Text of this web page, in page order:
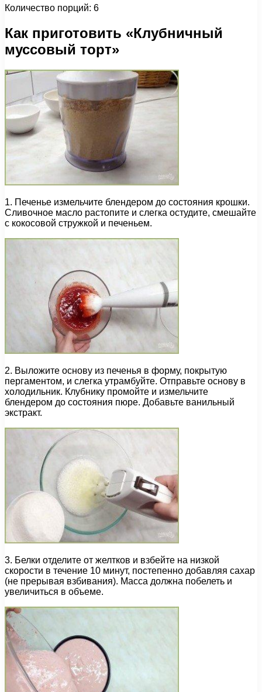
Количество порций: 6
Как приготовить «Клубничный
муссовый торт»
1. Печенье измельчите блендером до состояния крошки.
Сливочное масло растопите и слегка остудите, смешайте
с кокосовой стружкой и печеньем.
2. Выложите основу из печенья в форму, покрытую
пергаментом, и слегка утрамбуйте. Отправьте основу в
холодильник. Клубнику промойте и измельчите
блендером до состояния пюре. Добавьте ванильный
экстракт.
3. Белки отделите от желтков и взбейте на низкой
скорости в течение 10 минут, постепенно добавляя сахар
(не прерывая взбивания). Масса должна побелеть и
увеличиться в объеме.